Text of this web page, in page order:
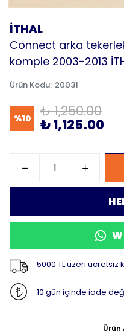
İTHAL
Connect arka
komple 2003-2013
Ürün Kodu: 20031
%10 ₺ 1,250.00
₺ 1,125.00
5000 TL üzeri ücretsiz
10 gün içinde iade
Ürün